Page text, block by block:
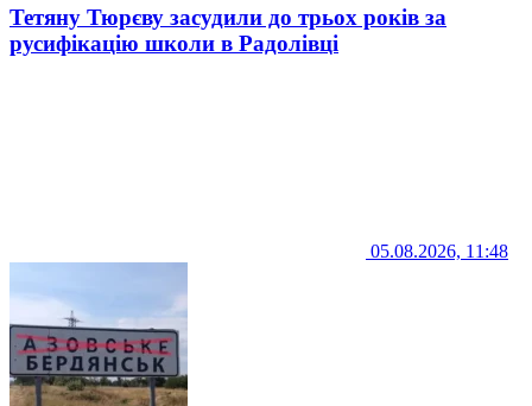
Тетяну Тюрєву засудили до трьох років за
русифікацію школи в Радолівці
05.08.2026, 11:48